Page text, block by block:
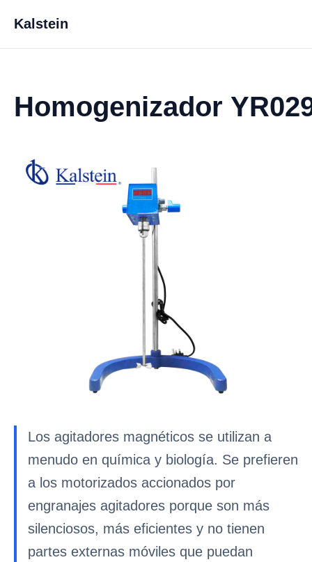
Kalstein
Homogenizador
Los agitadores magnéticos se utilizan a
menudo en química y biología. Se prefieren
a los motorizados accionados por
engranajes agitadores porque son más
silenciosos, más eficientes y no tienen
partes externas móviles que puedan